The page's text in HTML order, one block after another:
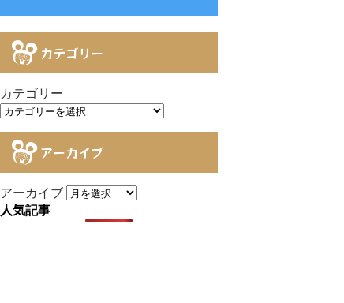
カテゴリー
カテゴリー
アーカイブ
アーカイブ
人気記事